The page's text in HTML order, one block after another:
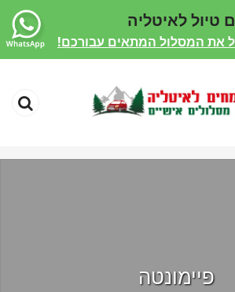
פיימונטה
טיול לאיטליה
את המסלול המתאים עבורכם!